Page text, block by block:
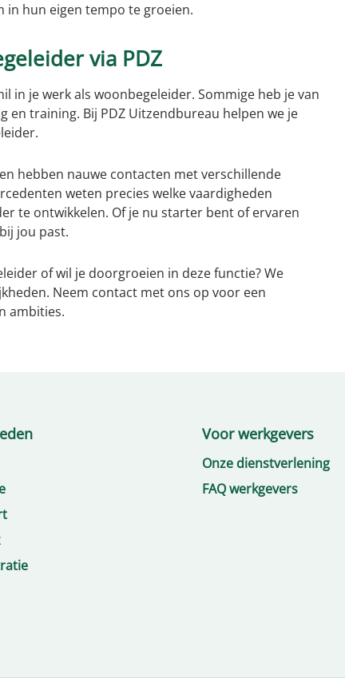
in hun eigen tempo te groeien.
via PDZ
in je werk als woonbegeleider. Sommige heb je van
training. Bij PDZ Uitzendbureau helpen we je
hebben nauwe contacten met verschillende
weten precies welke vaardigheden
te ontwikkelen. Of je nu starter bent of ervaren
jou past.
of wil je doorgroeien in deze functie? We
Neem contact met ons op voor een
ambities.
Voor werkgevers
Onze dienstverlening
FAQ werkgevers